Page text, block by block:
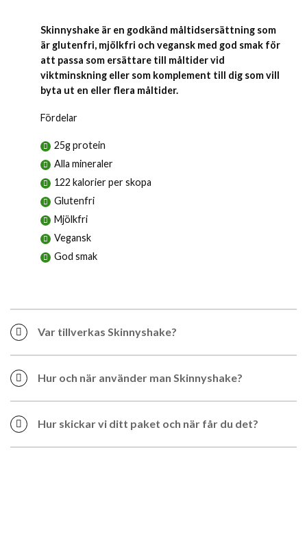
Skinnyshake är en godkänd måltidsersättning som
är glutenfri, mjölkfri och vegansk med god smak för
att passa som ersättare till måltider vid
viktminskning eller som komplement till dig som vill
byta ut en eller flera måltider.
Fördelar
25g protein
Alla mineraler
122 kalorier per skopa
Glutenfri
Mjölkfri
Vegansk
God smak
Var tillverkas Skinnyshake?
Hur och när använder man Skinnyshake?
Hur skickar vi ditt paket och när får du det?